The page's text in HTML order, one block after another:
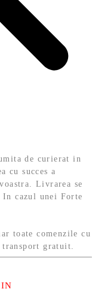
de curierat in
cu succes a
Livrarea se
cazul unei Forte
toate comenzile cu
gratuit.